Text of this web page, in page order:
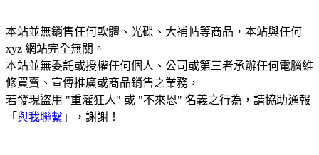
本站並無銷售任何軟體、光碟、大補帖等商品，本站與任何
xyz 網站完全無關。
本站並無委託或授權任何個人、公司或第三者承辦任何電腦維
修買賣、宣傳推廣或商品銷售之業務，
若發現盜用 "重灌狂人" 或 "不來恩" 名義之行為，請協助通報
「 與我聯繫 」，謝謝！